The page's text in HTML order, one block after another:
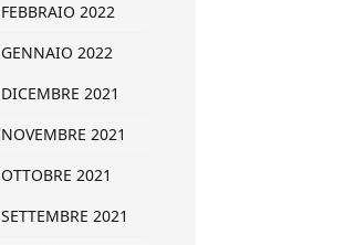
FEBBRAIO 2022
GENNAIO 2022
DICEMBRE 2021
NOVEMBRE 2021
OTTOBRE 2021
SETTEMBRE 2021